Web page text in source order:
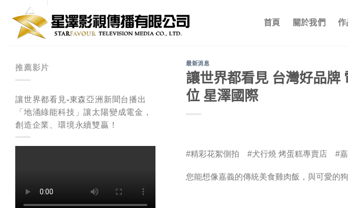
content
首頁 關於我們 作
推薦影片
讓世界都看見-東森亞洲新聞台播出
「地涌綠能科技」讓太陽變成電金，
創造企業、環境永續雙贏！
最新消息
讓世界都看見 台灣好品牌
位 星澤國際
#精彩花絮側拍 #犬行燒 烤蛋糕專賣店 #嘉
您能想像嘉義的傳統美食雞肉飯，與可愛的